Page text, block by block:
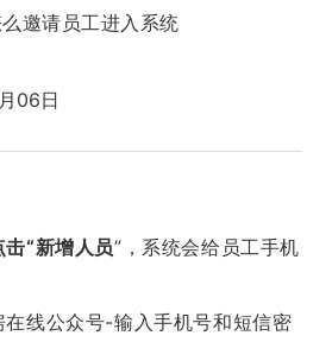
邀请员工进入系统
06日
“新增人员”，系统会给员工手机
在线公众号-输入手机号和短信密